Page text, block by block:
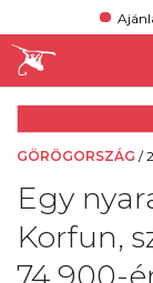
GÖRÖGORSZÁG /
Egy
Korfun,
74.900-